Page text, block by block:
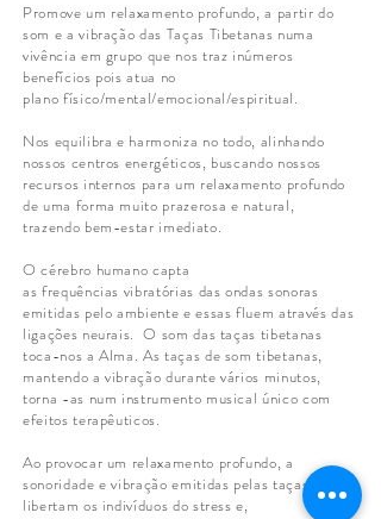
Promove um relaxamento profundo, a partir do
som e a vibração das Taças Tibetanas numa
vivência em grupo que nos traz inúmeros
benefícios pois atua no
plano físico/mental/emocional/espiritual.
Nos equilibra e harmoniza no todo, alinhando
nossos centros energéticos, buscando nossos
recursos internos para um relaxamento profundo
de uma forma muito prazerosa e natural,
trazendo bem-estar imediato.
O cérebro humano capta
as frequências vibratórias das ondas sonoras
emitidas pelo ambiente e essas fluem através das
ligações neurais. O som das taças tibetanas
toca-nos a Alma. As taças de som tibetanas,
mantendo a vibração durante vários minutos,
torna -as num instrumento musical único com
efeitos terapêuticos.
Ao provocar um relaxamento profundo, a
sonoridade e vibração emitidas pelas taças
libertam os indivíduos do stress e,